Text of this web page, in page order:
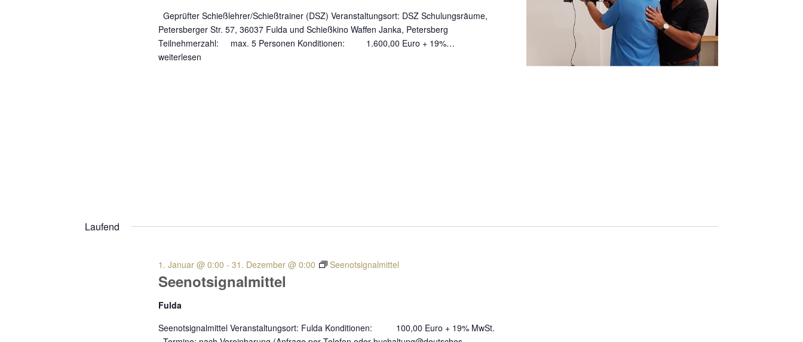
Geprüfter Schießlehrer/Schießtrainer (DSZ) Veranstaltungsort: DSZ Schulungsräume,
Petersberger Str. 57, 36037 Fulda und Schießkino Waffen Janka, Petersberg
Teilnehmerzahl: max. 5 Personen Konditionen: 1.600,00 Euro + 19%…
weiterlesen
Laufend
Seenotsignalmittel
1. Januar @ 0:00 -31. Dezember @ 0:00 Seenotsignalmittel
Fulda
Seenotsignalmittel Veranstaltungsort: Fulda Konditionen: 100,00 Euro + 19% MwSt.